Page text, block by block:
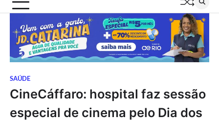
SAÚDE
CineCáffaro: hospital faz sessão
especial de cinema pelo Dia dos